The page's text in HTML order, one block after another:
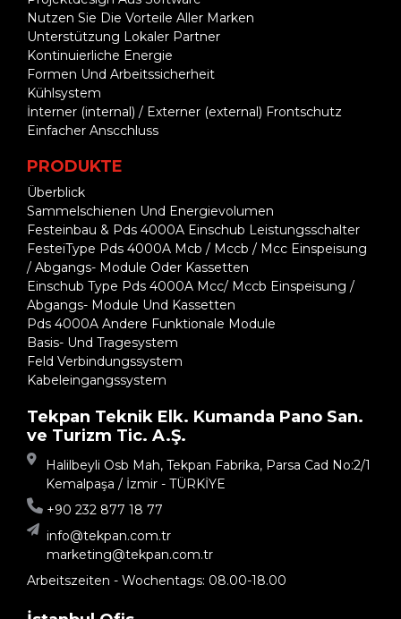
Nutzen Sie Die Vorteile Aller Marken
Unterstützung Lokaler Partner
Kontinuierliche Energie
Formen Und Arbeitssicherheit
Kühlsystem
İnterner (internal) / Externer (external) Frontschutz
Einfacher Anscchluss
PRODUKTE
Überblick
Sammelschienen Und Energievolumen
Festeinbau & Pds 4000A Einschub Leistungsschalter
FesteiType Pds 4000A Mcb / Mccb / Mcc Einspeisung
/ Abgangs- Module Oder Kassetten
Einschub Type Pds 4000A Mcc/ Mccb Einspeisung /
Abgangs- Module Und Kassetten
Pds 4000A Andere Funktionale Module
Basis- Und Tragesystem
Feld Verbindungssystem
Kabeleingangssystem
Tekpan Teknik Elk. Kumanda Pano San.
ve Turizm Tic. A.Ş.
Halilbeyli Osb Mah, Tekpan Fabrika, Parsa Cad No:2/1
Kemalpaşa / İzmir - TÜRKİYE
+90 232 877 18 77
info@tekpan.com.tr
marketing@tekpan.com.tr
Arbeitszeiten - Wochentags: 08.00-18.00